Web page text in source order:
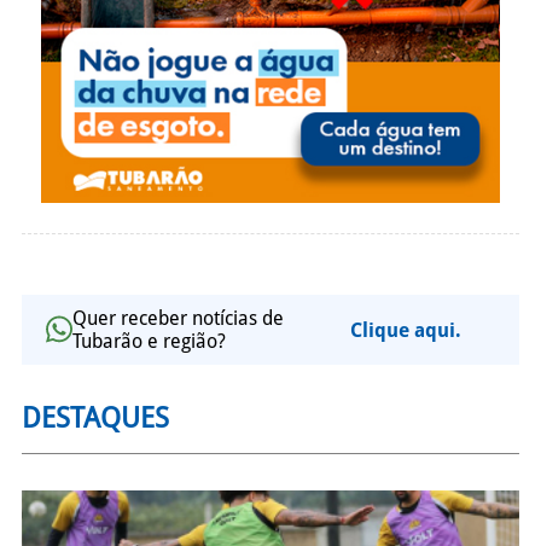
Quer receber notícias de
Tubarão e região?
Clique aqui.
DESTAQUES